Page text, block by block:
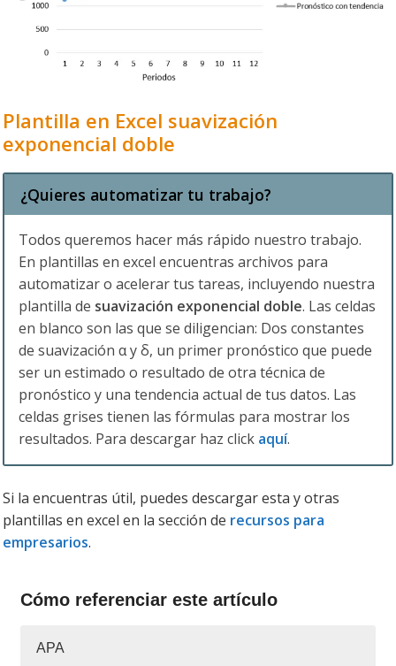
Plantilla en Excel suavización
exponencial doble
¿Quieres automatizar tu trabajo?
Todos queremos hacer más rápido nuestro trabajo.
En plantillas en excel encuentras archivos para
automatizar o acelerar tus tareas, incluyendo nuestra
plantilla de suavización exponencial doble. Las celdas
en blanco son las que se diligencian: Dos constantes
de suavización α y δ, un primer pronóstico que puede
ser un estimado o resultado de otra técnica de
pronóstico y una tendencia actual de tus datos. Las
celdas grises tienen las fórmulas para mostrar los
resultados. Para descargar haz click aquí.
Si la encuentras útil, puedes descargar esta y otras
plantillas en excel en la sección de recursos para
empresarios.
Cómo referenciar este artículo
APA